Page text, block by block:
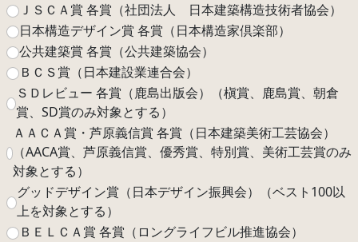
ＪＳＣＡ賞 各賞（社団法人 日本建築構造技術者協会）
日本構造デザイン賞 各賞（日本構造家倶楽部）
公共建築賞 各賞（公共建築協会）
ＢＣＳ賞（日本建設業連合会）
ＳＤレビュー 各賞（鹿島出版会）（槇賞、鹿島賞、朝倉
賞、SD賞のみ対象とする）
ＡＡＣＡ賞・芦原義信賞 各賞（日本建築美術工芸協会）
（AACA賞、芦原義信賞、優秀賞、特別賞、美術工芸賞のみ
対象とする）
グッドデザイン賞（日本デザイン振興会）（ベスト100以
上を対象とする）
ＢＥＬＣＡ賞 各賞（ロングライフビル推進協会）